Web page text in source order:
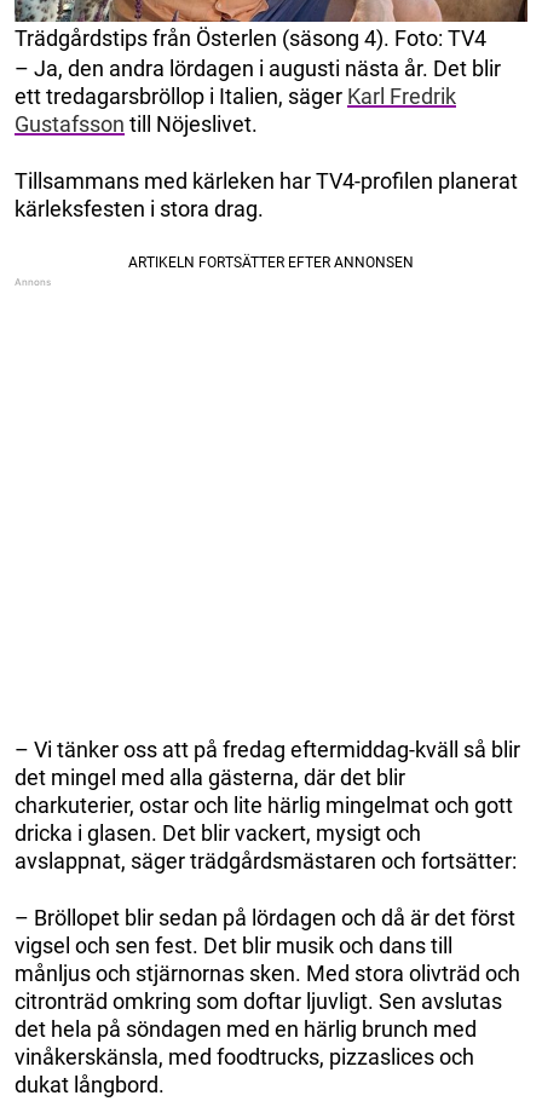
Trädgårdstips från Österlen (säsong 4). Foto: TV4
– Ja, den andra lördagen i augusti nästa år. Det blir
ett tredagarsbröllop i Italien, säger Karl Fredrik
Gustafsson till Nöjeslivet.
Tillsammans med kärleken har TV4-profilen planerat
kärleksfesten i stora drag.
– Vi tänker oss att på fredag eftermiddag-kväll så blir
det mingel med alla gästerna, där det blir
charkuterier, ostar och lite härlig mingelmat och gott
dricka i glasen. Det blir vackert, mysigt och
avslappnat, säger trädgårdsmästaren och fortsätter:
– Bröllopet blir sedan på lördagen och då är det först
vigsel och sen fest. Det blir musik och dans till
månljus och stjärnornas sken. Med stora olivträd och
citronträd omkring som doftar ljuvligt. Sen avslutas
det hela på söndagen med en härlig brunch med
vinåkerskänsla, med foodtrucks, pizzaslices och
dukat långbord.